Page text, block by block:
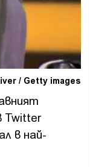
/ Getty images
Twitter
в най-